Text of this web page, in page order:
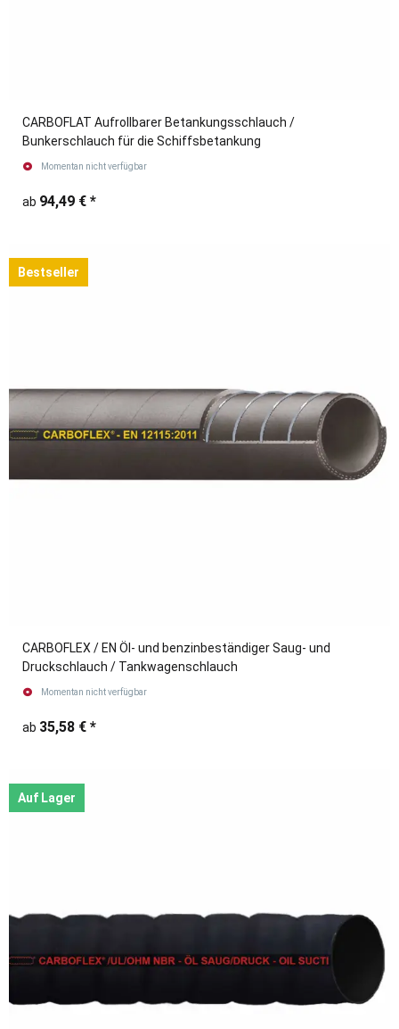
CARBOFLAT Aufrollbarer Betankungsschlauch /
Bunkerschlauch für die Schiffsbetankung
Momentan nicht verfügbar
ab 94,49 € *
Bestseller
CARBOFLEX / EN Öl- und benzinbeständiger Saug- und
Druckschlauch / Tankwagenschlauch
Momentan nicht verfügbar
ab 35,58 € *
Auf Lager